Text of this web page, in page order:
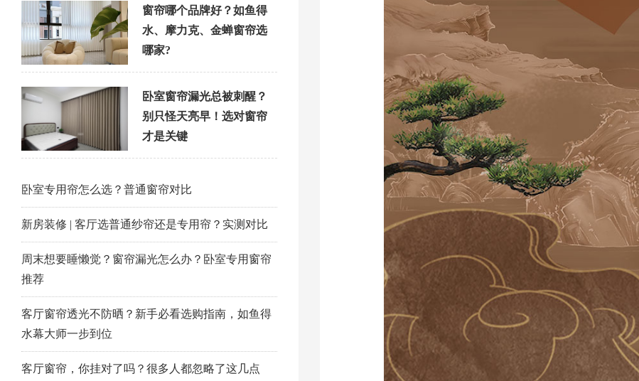
窗帘哪个品牌好？如鱼得
水、摩力克、金蝉窗帘选
哪家?
卧室窗帘漏光总被刺醒？
别只怪天亮早！选对窗帘
才是关键
卧室专用帘怎么选？普通窗帘对比
新房装修 | 客厅选普通纱帘还是专用帘？实测对比
周末想要睡懒觉？窗帘漏光怎么办？卧室专用窗帘
推荐
客厅窗帘透光不防晒？新手必看选购指南，如鱼得
水幕大师一步到位
客厅窗帘，你挂对了吗？很多人都忽略了这几点